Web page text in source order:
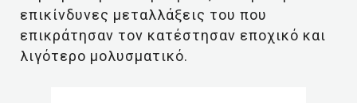
επικίνδυνες μεταλλάξεις του που
επικράτησαν τον κατέστησαν εποχικό και
λιγότερο μολυσματικό.